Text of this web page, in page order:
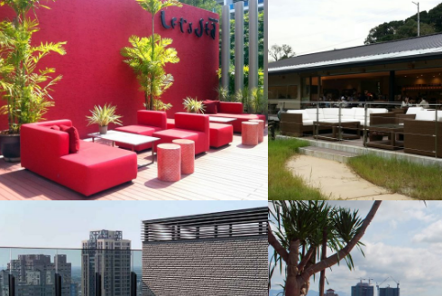
COMFORT GARDEN
SOFA HAVANA OVERSEAS PROJECT
BREEZE
JAPAN PROJECT